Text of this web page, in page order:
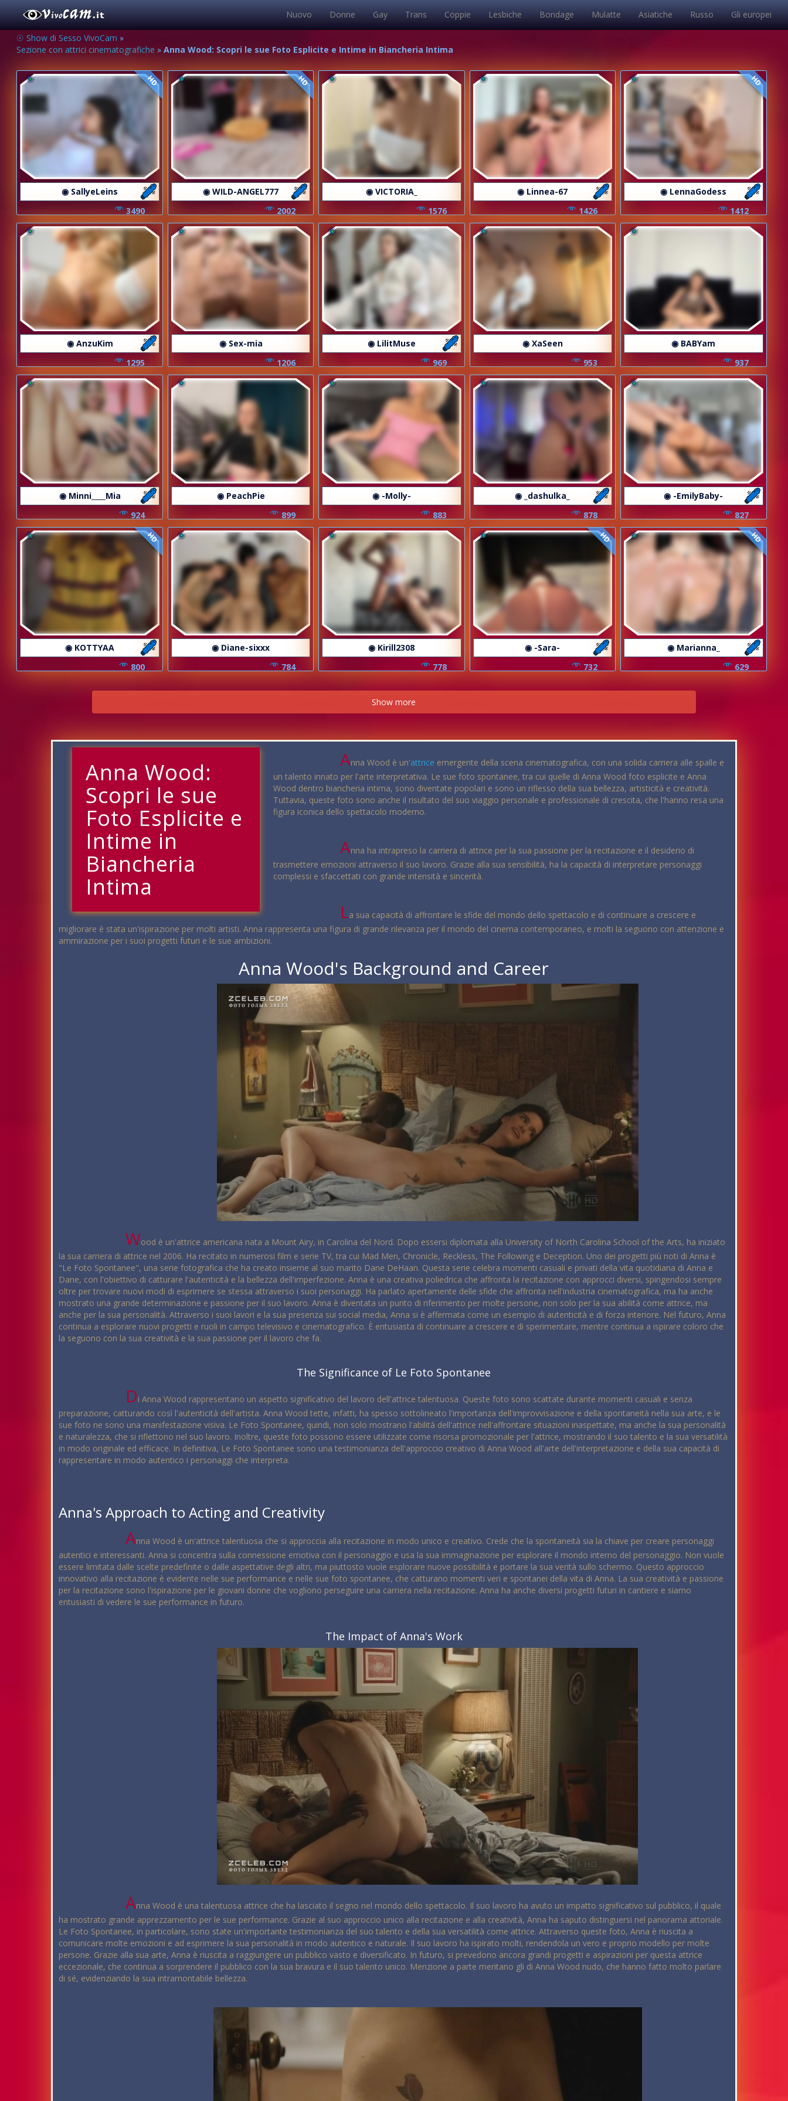
Nuovo Donne Gay Trans Coppie Lesbiche Bondage Mulatte Asiatiche Russo Gli europei
☉ Show di Sesso VivoCam »
Sezione con attrici cinematografiche »Anna Wood: Scopri le sue Foto Esplicite e Intime in Biancheria Intima
HD
◉ SallyeLeins
3490
HD
◉ WILD-ANGEL777
2002
◉ VICTORIA_
1576
◉ Linnea-67
1426
HD
◉ LennaGodess
1412
◉ AnzuKim
1295
◉ Sex-mia
1206
◉ LilitMuse
969
◉ XaSeen
953
◉ BABYam
937
◉ Minni____Mia
924
◉ PeachPie
899
◉ -Molly-
883
◉ _dashulka_
878
◉ -EmilyBaby-
827
HD
◉ KOTTYAA
800
◉ Diane-sixxx
784
◉ Kirill2308
778
HD
◉ -Sara-
732
HD
◉ Marianna_
629
Show more
Anna Wood:
Scopri le sue
Foto Esplicite e
Intime in
Biancheria
Intima
Anna Wood è un'attrice emergente della scena cinematografica, con una solida carriera alle spalle e
un talento innato per l'arte interpretativa. Le sue foto spontanee, tra cui quelle di Anna Wood foto esplicite e Anna
Wood dentro biancheria intima, sono diventate popolari e sono un riflesso della sua bellezza, artisticità e creatività.
Tuttavia, queste foto sono anche il risultato del suo viaggio personale e professionale di crescita, che l'hanno resa una
figura iconica dello spettacolo moderno.
Anna ha intrapreso la carriera di attrice per la sua passione per la recitazione e il desiderio di
trasmettere emozioni attraverso il suo lavoro. Grazie alla sua sensibilità, ha la capacità di interpretare personaggi
complessi e sfaccettati con grande intensità e sincerità.
La sua capacità di affrontare le sfide del mondo dello spettacolo e di continuare a crescere e
migliorare è stata un'ispirazione per molti artisti. Anna rappresenta una figura di grande rilevanza per il mondo del cinema contemporaneo, e molti la seguono con attenzione e
ammirazione per i suoi progetti futuri e le sue ambizioni.
Anna Wood's Background and Career
Wood è un'attrice americana nata a Mount Airy, in Carolina del Nord. Dopo essersi diplomata alla University of North Carolina School of the Arts, ha iniziato
la sua carriera di attrice nel 2006. Ha recitato in numerosi film e serie TV, tra cui Mad Men, Chronicle, Reckless, The Following e Deception. Uno dei progetti più noti di Anna è
"Le Foto Spontanee", una serie fotografica che ha creato insieme al suo marito Dane DeHaan. Questa serie celebra momenti casuali e privati della vita quotidiana di Anna e
Dane, con l'obiettivo di catturare l'autenticità e la bellezza dell'imperfezione. Anna è una creativa poliedrica che affronta la recitazione con approcci diversi, spingendosi sempre
oltre per trovare nuovi modi di esprimere se stessa attraverso i suoi personaggi. Ha parlato apertamente delle sfide che affronta nell'industria cinematografica, ma ha anche
mostrato una grande determinazione e passione per il suo lavoro. Anna è diventata un punto di riferimento per molte persone, non solo per la sua abilità come attrice, ma
anche per la sua personalità. Attraverso i suoi lavori e la sua presenza sui social media, Anna si è affermata come un esempio di autenticità e di forza interiore. Nel futuro, Anna
continua a esplorare nuovi progetti e ruoli in campo televisivo e cinematografico. È entusiasta di continuare a crescere e di sperimentare, mentre continua a ispirare coloro che
la seguono con la sua creatività e la sua passione per il lavoro che fa.
The Significance of Le Foto Spontanee
Di Anna Wood rappresentano un aspetto significativo del lavoro dell'attrice talentuosa. Queste foto sono scattate durante momenti casuali e senza
preparazione, catturando così l'autenticità dell'artista. Anna Wood tette, infatti, ha spesso sottolineato l'importanza dell'improvvisazione e della spontaneità nella sua arte, e le
sue foto ne sono una manifestazione visiva. Le Foto Spontanee, quindi, non solo mostrano l'abilità dell'attrice nell'affrontare situazioni inaspettate, ma anche la sua personalità
e naturalezza, che si riflettono nel suo lavoro. Inoltre, queste foto possono essere utilizzate come risorsa promozionale per l'attrice, mostrando il suo talento e la sua versatilità
in modo originale ed efficace. In definitiva, Le Foto Spontanee sono una testimonianza dell'approccio creativo di Anna Wood all'arte dell'interpretazione e della sua capacità di
rappresentare in modo autentico i personaggi che interpreta.
Anna's Approach to Acting and Creativity
Anna Wood è un'attrice talentuosa che si approccia alla recitazione in modo unico e creativo. Crede che la spontaneità sia la chiave per creare personaggi
autentici e interessanti. Anna si concentra sulla connessione emotiva con il personaggio e usa la sua immaginazione per esplorare il mondo interno del personaggio. Non vuole
essere limitata dalle scelte predefinite o dalle aspettative degli altri, ma piuttosto vuole esplorare nuove possibilità e portare la sua verità sullo schermo. Questo approccio
innovativo alla recitazione è evidente nelle sue performance e nelle sue foto spontanee, che catturano momenti veri e spontanei della vita di Anna. La sua creatività e passione
per la recitazione sono l'ispirazione per le giovani donne che vogliono perseguire una carriera nella recitazione. Anna ha anche diversi progetti futuri in cantiere e siamo
entusiasti di vedere le sue performance in futuro.
The Impact of Anna's Work
Anna Wood è una talentuosa attrice che ha lasciato il segno nel mondo dello spettacolo. Il suo lavoro ha avuto un impatto significativo sul pubblico, il quale
ha mostrato grande apprezzamento per le sue performance. Grazie al suo approccio unico alla recitazione e alla creatività, Anna ha saputo distinguersi nel panorama attoriale.
Le Foto Spontanee, in particolare, sono state un'importante testimonianza del suo talento e della sua versatilità come attrice. Attraverso queste foto, Anna è riuscita a
comunicare molte emozioni e ad esprimere la sua personalità in modo autentico e naturale. Il suo lavoro ha ispirato molti, rendendola un vero e proprio modello per molte
persone. Grazie alla sua arte, Anna è riuscita a raggiungere un pubblico vasto e diversificato. In futuro, si prevedono ancora grandi progetti e aspirazioni per questa attrice
eccezionale, che continua a sorprendere il pubblico con la sua bravura e il suo talento unico. Menzione a parte meritano gli di Anna Wood nudo, che hanno fatto molto parlare
di sé, evidenziando la sua intramontabile bellezza.